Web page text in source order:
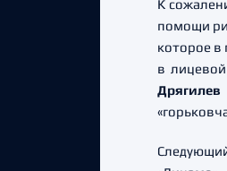
К
помощи
которое в
в
Дрягилев